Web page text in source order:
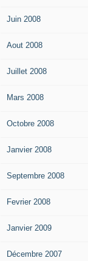
Juin 2008
Aout 2008
Juillet 2008
Mars 2008
Octobre 2008
Janvier 2008
Septembre 2008
Fevrier 2008
Janvier 2009
Décembre 2007